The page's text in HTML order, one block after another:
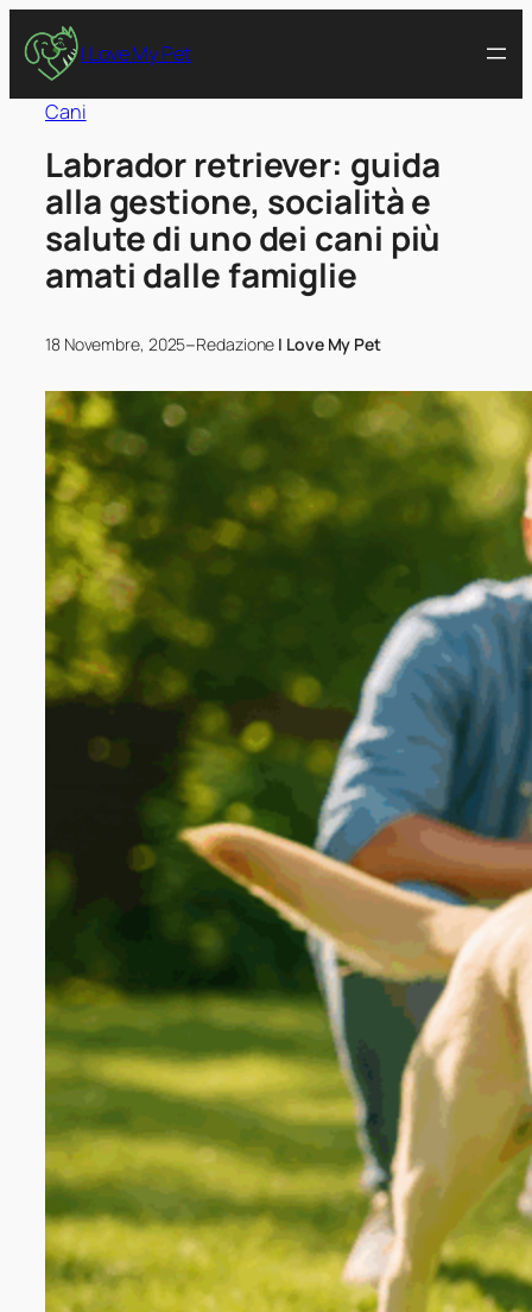
I Love My Pet
Cani
Labrador retriever: guida
alla gestione, socialità e
salute di uno dei cani più
amati dalle famiglie
18 Novembre, 2025–Redazione I Love My Pet